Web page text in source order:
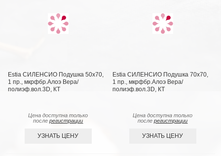
Estia СИЛЕНСИО Подушка 50х70,
1 пр., мкрфбр.Алоэ Вера/
полиэф.вол.3D, КТ
Цена доступна только
послерегистрации
УЗНАТЬ ЦЕНУ
Estia СИЛЕНСИО Подушка 70х70,
1 пр., мкрфбр.Алоэ Вера/
полиэф.вол.3D, КТ
Цена доступна только
послерегистрации
УЗНАТЬ ЦЕНУ